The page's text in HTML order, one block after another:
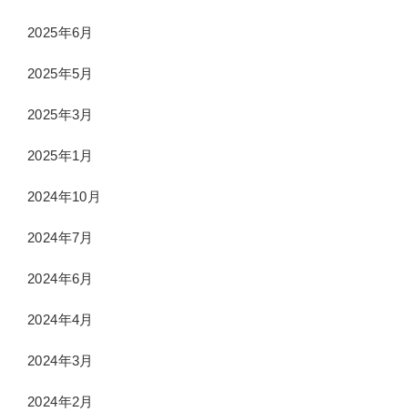
2025年6月
2025年5月
2025年3月
2025年1月
2024年10月
2024年7月
2024年6月
2024年4月
2024年3月
2024年2月